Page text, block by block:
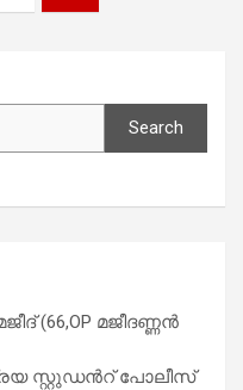
Search
(66,OP മജീദണ്ണൻ
സ്റ്റുഡന്‍റ് പോലീസ്